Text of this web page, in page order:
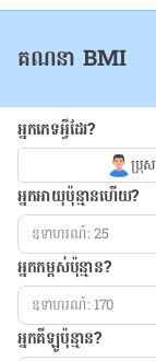
គណនា BMI
អ្នកភេទអ្វីដែរ?
ប្រុស
អ្នកអាយុប៉ុន្មានហើយ?
អ្នកកម្ពស់ប៉ុន្មាន?
អ្នកគីឡូប៉ុន្មាន?